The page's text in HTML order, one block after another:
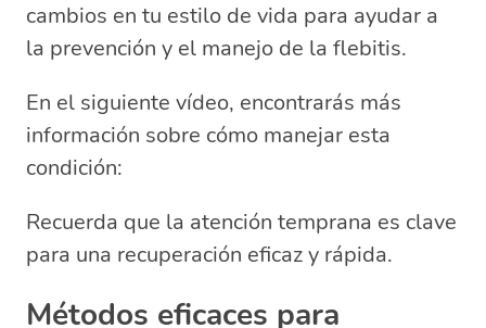
cambios en tu estilo de vida para ayudar a
la prevención y el manejo de la flebitis.
En el siguiente vídeo, encontrarás más
información sobre cómo manejar esta
condición:
Recuerda que la atención temprana es clave
para una recuperación eficaz y rápida.
Métodos eficaces para